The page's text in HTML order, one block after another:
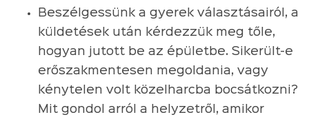
Beszélgessünk a gyerek választásairól, a
küldetések után kérdezzük meg tőle,
hogyan jutott be az épületbe. Sikerült-e
erőszakmentesen megoldania, vagy
kénytelen volt közelharcba bocsátkozni?
Mit gondol arról a helyzetről, amikor